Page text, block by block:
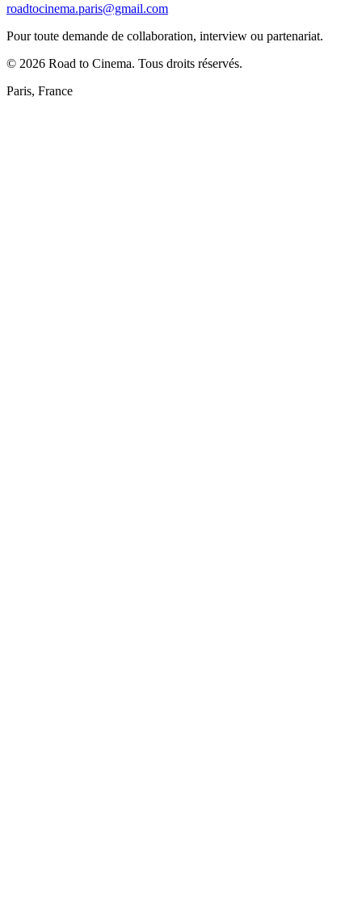
roadtocinema.paris@gmail.com
Pour toute demande de collaboration, interview ou partenariat.
© 2026 Road to Cinema. Tous droits réservés.
Paris, France